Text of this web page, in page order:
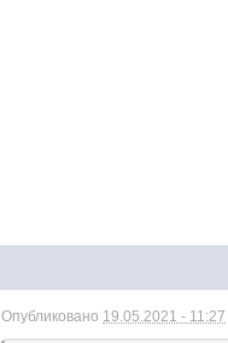
Опубликовано 19.05.2021 - 11:27